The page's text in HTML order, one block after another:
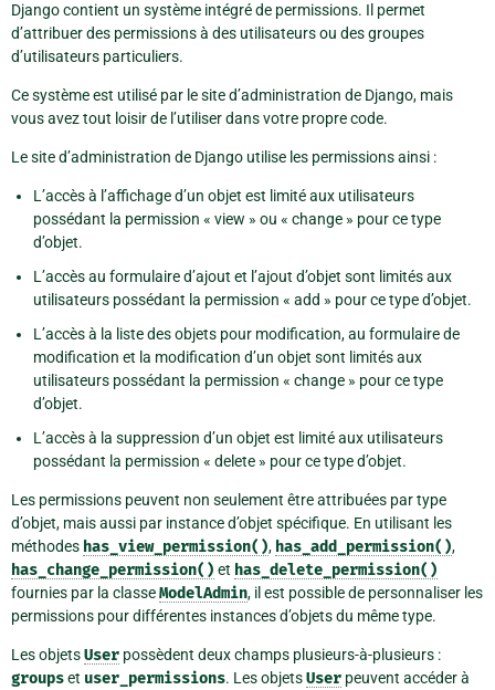
Django contient un système intégré de permissions. Il permet
d’attribuer des permissions à des utilisateurs ou des groupes
d’utilisateurs particuliers.
Ce système est utilisé par le site d’administration de Django, mais
vous avez tout loisir de l’utiliser dans votre propre code.
Le site d’administration de Django utilise les permissions ainsi :
L’accès à l’affichage d’un objet est limité aux utilisateurs
possédant la permission « view » ou « change » pour ce type
d’objet.
L’accès au formulaire d’ajout et l’ajout d’objet sont limités aux
utilisateurs possédant la permission « add » pour ce type d’objet.
L’accès à la liste des objets pour modification, au formulaire de
modification et la modification d’un objet sont limités aux
utilisateurs possédant la permission « change » pour ce type
d’objet.
L’accès à la suppression d’un objet est limité aux utilisateurs
possédant la permission « delete » pour ce type d’objet.
Les permissions peuvent non seulement être attribuées par type
d’objet, mais aussi par instance d’objet spécifique. En utilisant les
méthodes has_view_permission(), has_add_permission(),
has_change_permission() et has_delete_permission()
fournies par la classeModelAdmin, il est possible de personnaliser les
permissions pour différentes instances d’objets du même type.
Les objetsUser possèdent deux champs plusieurs-à-plusieurs :
groupset user_permissions. Les objetsUser peuvent accéder à